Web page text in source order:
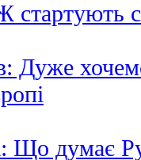
Дуже
Що думає